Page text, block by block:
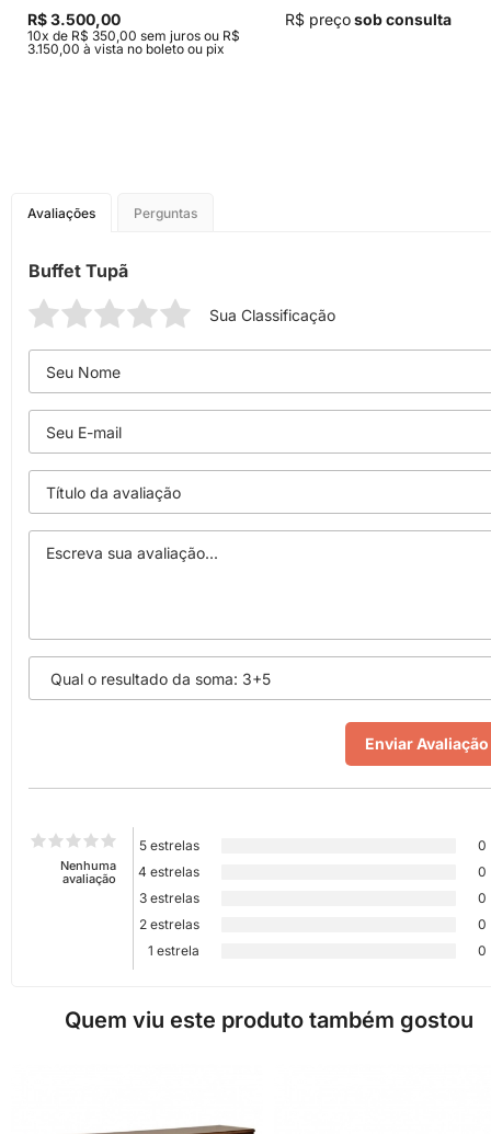
R$ 3.500,00
10x de R$ 350,00 sem juros ou R$
3.150,00 à vista no boleto ou pix
R$ preçosob consulta
Avaliações Perguntas
Buffet Tupã
Sua Classificação
Nenhuma
avaliação
5 estrelas
0
4 estrelas
0
3 estrelas
0
2 estrelas
0
1 estrela
0
Quem viu este produto também gostou